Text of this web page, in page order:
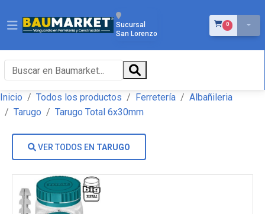
Sucursal
San Lorenzo
0ÍTEMS EN EL
Inicio Todos los productos Ferretería
Albañileria
Tarugo
Tarugo Total 6x30mm
VER TODOS EN TARUGO